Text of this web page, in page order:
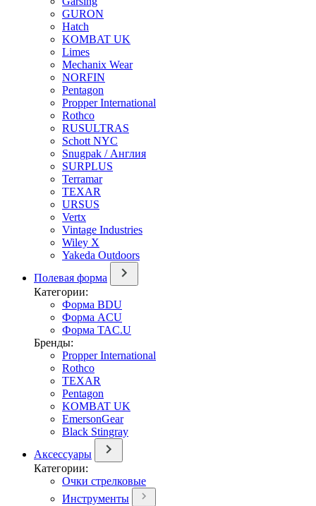
GURON
Hatch
KOMBAT UK
Limes
Mechanix Wear
NORFIN
Pentagon
Propper International
Rothco
RUSULTRAS
Schott NYC
Snugpak / Англия
SURPLUS
Terramar
TEXAR
URSUS
Vertx
Vintage Industries
Wiley X
Yakeda Outdoors
Полевая форма
Категории:
Форма BDU
Форма ACU
Форма TAC.U
Бренды:
Propper International
Rothco
TEXAR
Pentagon
KOMBAT UK
EmersonGear
Black Stingray
Аксессуары
Категории:
Очки стрелковые
Инструменты